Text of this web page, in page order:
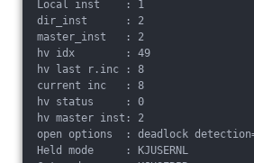
Local inst    : 1
dir_inst      : 2
master_inst   : 2
hv idx        : 49
hv last r.inc : 8
current inc   : 8
hv status     : 0
hv master inst: 2
open options  : deadlock
Held mode     : KJUSERNL